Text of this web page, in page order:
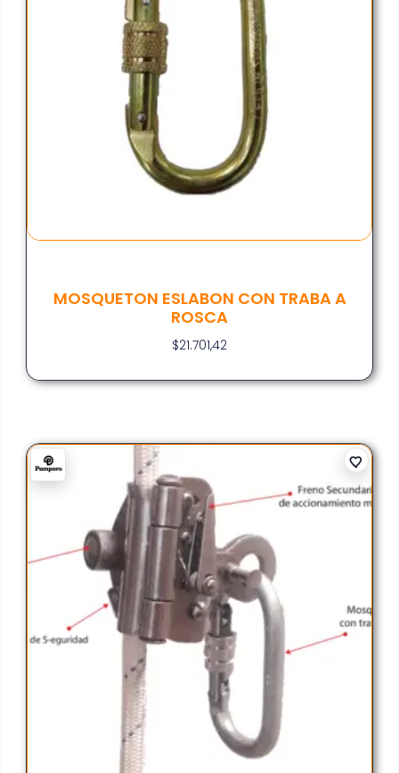
MOSQUETON ESLABON CON TRABA A
ROSCA
$21.701,42